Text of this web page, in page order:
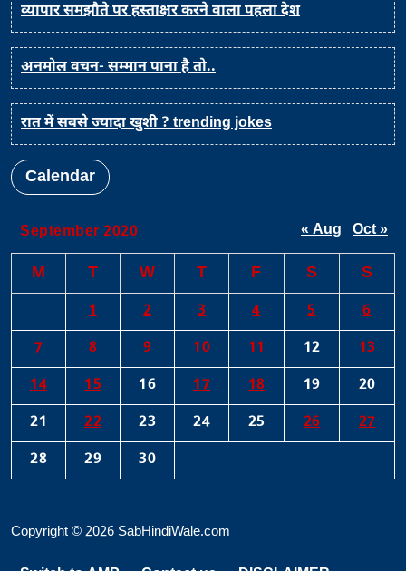
व्यापार समझौते पर हस्ताक्षर करने वाला पहला देश
अनमोल वचन- सम्मान पाना है तो..
रात में सबसे ज्यादा खुशी ? trending jokes
Calendar
September 2020
M T W T F S S
1 2 3 4 5
6
7
8 9 10 11 12
13
14
15 16 17 18 19
20
21
22 23 24 25 26
27
28
29 30
« Aug Oct »
Copyright © 2026 SabHindiWale.com